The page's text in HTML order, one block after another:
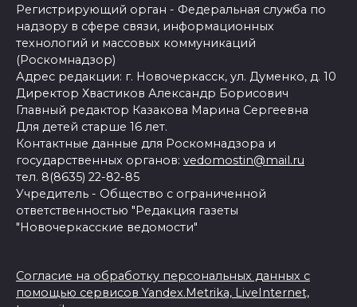
Регистрирующий орган - Федеральная служба по
надзору в сфере связи, информационных
технологий и массовых коммуникаций
(Роскомнадзор)
Адрес редакции: г. Новочеркасск, ул. Думенко, д. 10
Директор Хвастиков Александр Борисович
Главный редактор Казакова Марина Сергеевна
Для детей старше 16 лет.
Контактные данные для Роскомнадзора и
государственных органов: vedomostin@mail.ru
тел. 8(8635) 22-82-85
Учредитель - Общество с ограниченной
ответственностью "Редакция газеты
"Новочеркасские ведомости"
Согласие на обработку персональных данных с
помощью сервисов Yandex.Metrika, LiveInternet,